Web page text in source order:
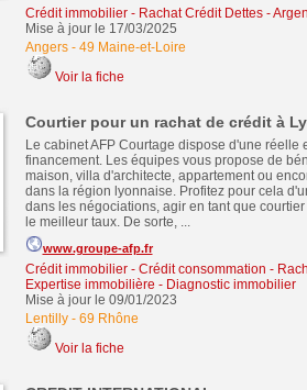
Crédit immobilier- Rachat Crédit Dettes-
Mise à jour le 17/03/2025
Angers- 49 Maine-et-Loire
Voir la fiche
Courtier pour un rachat de crédit à
Le cabinet AFP Courtage dispose d'une
financement. Les équipes vous propose de
maison, villa d'architecte, appartement ou
dans la région lyonnaise. Profitez pour cela
dans les négociations, agir en tant que
le meilleur taux. De sorte, ...
www.groupe-afp.fr
Crédit immobilier- Crédit consommation -
Expertise immobilière - Diagnostic immobilier
Mise à jour le 09/01/2023
Lentilly- 69 Rhône
Voir la fiche